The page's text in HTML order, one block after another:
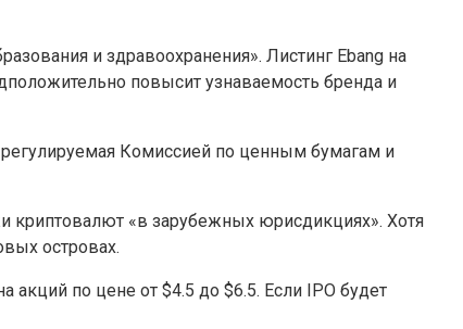
и здравоохранения». Листинг Ebang на
повысит узнаваемость бренда и
Комиссией по ценным бумагам и
криптовалют «в зарубежных юрисдикциях». Хотя
островах.
по цене от $4.5 до $6.5. Если IPO будет